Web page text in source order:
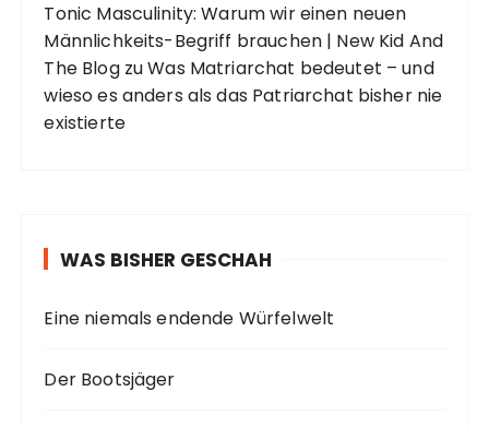
Tonic Masculinity: Warum wir einen neuen
Männlichkeits-Begriff brauchen | New Kid And
The BlogzuWas Matriarchat bedeutet – und
wieso es anders als das Patriarchat bisher nie
existierte
WAS BISHER GESCHAH
Eine niemals endende Würfelwelt
Der Bootsjäger